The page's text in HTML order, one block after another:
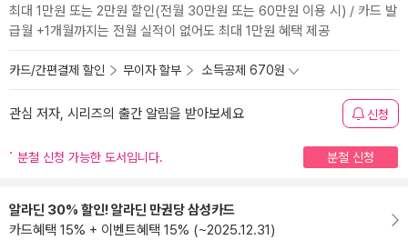
최대 1만원 또는 2만원 할인(전월 30만원 또는 60만원 이용 시) / 카드 발
급월 +1개월까지는 전월 실적이 없어도 최대 1만원 혜택 제공
카드/간편결제 할인 무이자 할부 소득공제 670원
관심 저자, 시리즈의 출간 알림을 받아보세요 신청
분철 신청 가능한 도서입니다. 분철 신청
알라딘 30% 할인! 알라딘 만권당 삼성카드
카드혜택 15% + 이벤트혜택 15% (~2025.12.31)